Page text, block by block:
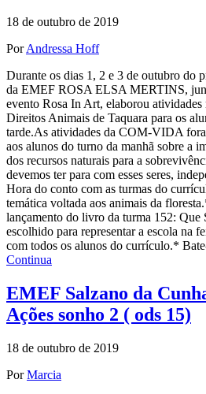
18 de outubro de 2019
PorAndressa Hoff
Durante os dias 1, 2 e 3 de outubro do
da EMEF ROSA ELSA MERTINS,
evento Rosa In Art, elaborou atividades
Direitos Animais de Taquara para os
tarde.As atividades da COM-VIDA
aos alunos do turno da manhã sobre a
dos recursos naturais para a
devemos ter para com esses seres,
Hora do conto com as turmas do
temática voltada aos animais da
lançamento do livro da turma 152: Que
escolhido para representar a escola na
com todos os alunos do currículo.*
Continua
EMEF Salzano da
Ações sonho 2 ( ods 15)
18 de outubro de 2019
PorMarcia